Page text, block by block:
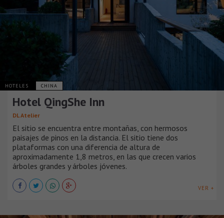
HOTELES CHINA
Hotel QingShe Inn
DL Atelier
El sitio se encuentra entre montañas, con hermosos
paisajes de pinos en la distancia. El sitio tiene dos
plataformas con una diferencia de altura de
aproximadamente 1,8 metros, en las que crecen varios
árboles grandes y árboles jóvenes.
VER +